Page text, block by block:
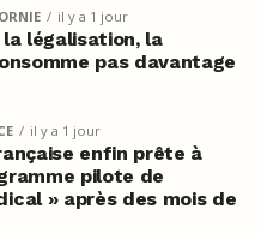
il y a 1 jour
légalisation, la
pas davantage
il y a 1 jour
enfin prête à
pilote de
» après des mois de